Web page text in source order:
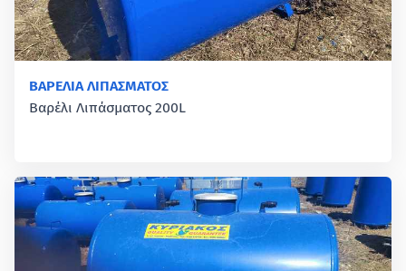
ΒΑΡΕΛΙΑ ΛΙΠΑΣΜΑΤΟΣ
Βαρέλι Λιπάσματος 200L